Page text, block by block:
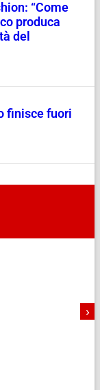
“Come
produca
del
finisce fuori
›